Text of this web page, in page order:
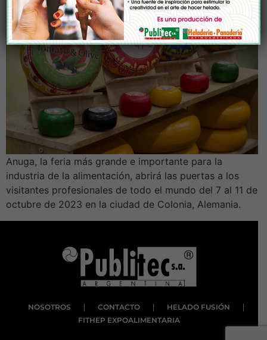
Anuga, la feria más grande e importante para la
industria de la alimentación, abrirá las puertas a los
visitantes profesionales de todo el mundo del 7 al 11 de
octubre de 2023 en la ciudad de Colonia, Alemania.
NOSOTROS CONTACTO
HELADO FUSIÓN
FITHEP EXPOALIMENTARIA